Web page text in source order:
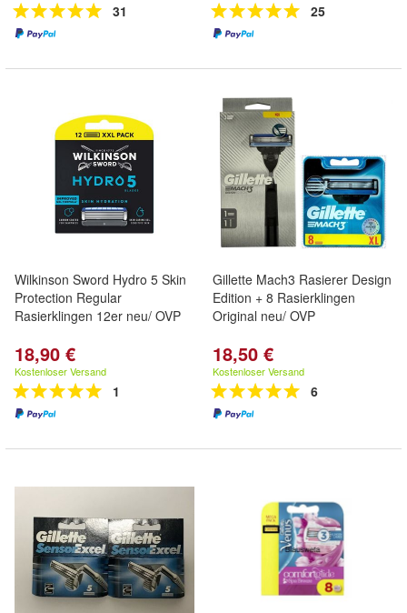
31 25
Wilkinson Sword Hydro 5 Skin
Protection Regular
Rasierklingen 12er neu/ OVP
18,90 €
Kostenloser Versand
1
Gillette Mach3 Rasierer Design
Edition + 8 Rasierklingen
Original neu/ OVP
18,50 €
Kostenloser Versand
6